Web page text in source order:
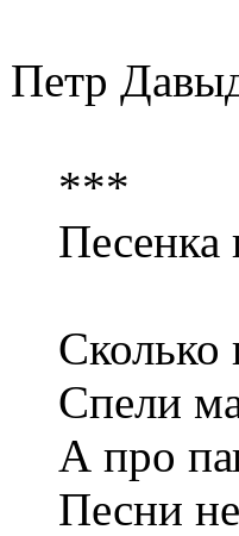
Петр
***
Песенка
Сколько
Спели
А про
Песни